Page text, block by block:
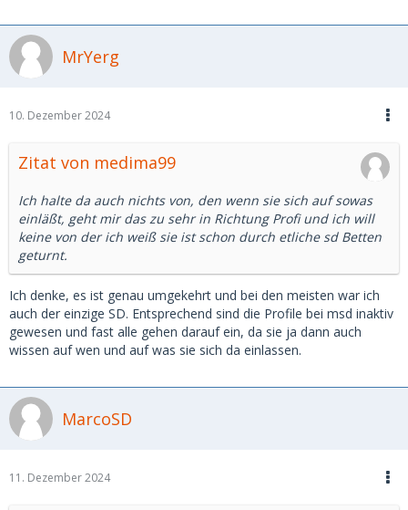
MrYerg
10. Dezember 2024
Zitat von medima99
Ich halte da auch nichts von, den wenn sie sich auf sowas
einläßt, geht mir das zu sehr in Richtung Profi und ich will
keine von der ich weiß sie ist schon durch etliche sd Betten
geturnt.
Ich denke, es ist genau umgekehrt und bei den meisten war ich
auch der einzige SD. Entsprechend sind die Profile bei msd inaktiv
gewesen und fast alle gehen darauf ein, da sie ja dann auch
wissen auf wen und auf was sie sich da einlassen.
MarcoSD
11. Dezember 2024